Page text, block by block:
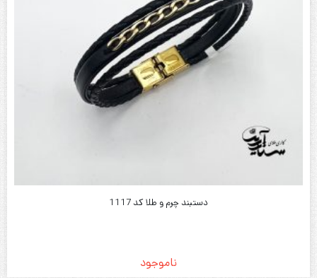
دستبند چرم و طلا کد 1117
ناموجود